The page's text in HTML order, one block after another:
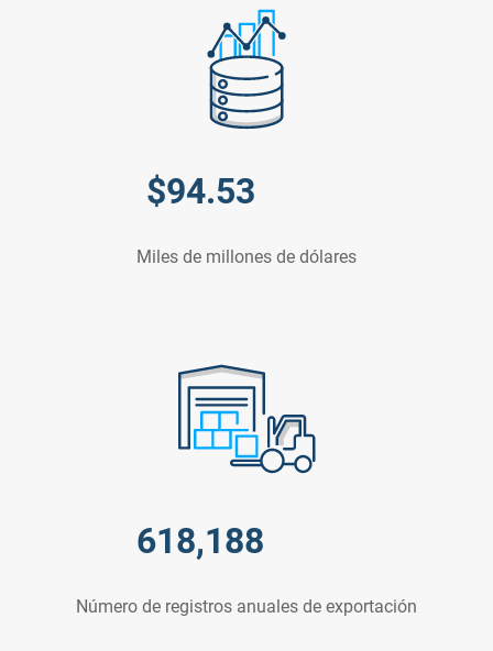
$94.53
Miles de millones de dólares
618,188
Número de registros anuales de exportación